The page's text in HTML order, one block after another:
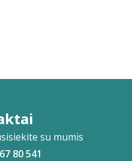
su mumis
80 541